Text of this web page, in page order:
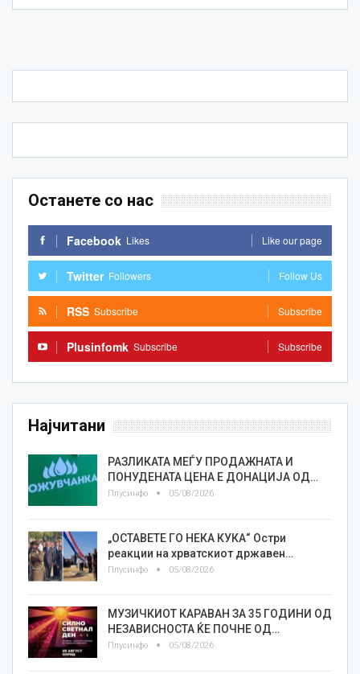
Останете со нас
Facebook Likes Like our page
Twitter Followers Follow Us
RSS Subscribe Subscribe
Plusinfomk Subscribe Subscribe
Најчитани
РАЗЛИКАТА МЕЃУ ПРОДАЖНАТА И
ПОНУДЕНАТА ЦЕНА Е ДОНАЦИЈА ОД…
Плусинфо 05/08/2026
„ОСТАВЕТЕ ГО НЕКА КУКА“ Остри
реакции на хрватскиот државен…
Плусинфо 05/08/2026
МУЗИЧКИОТ КАРАВАН ЗА 35 ГОДИНИ ОД
НЕЗАВИСНОСТА ЌЕ ПОЧНЕ ОД…
Плусинфо 05/08/2026